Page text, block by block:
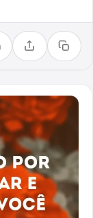
Compartilhar
Copiar